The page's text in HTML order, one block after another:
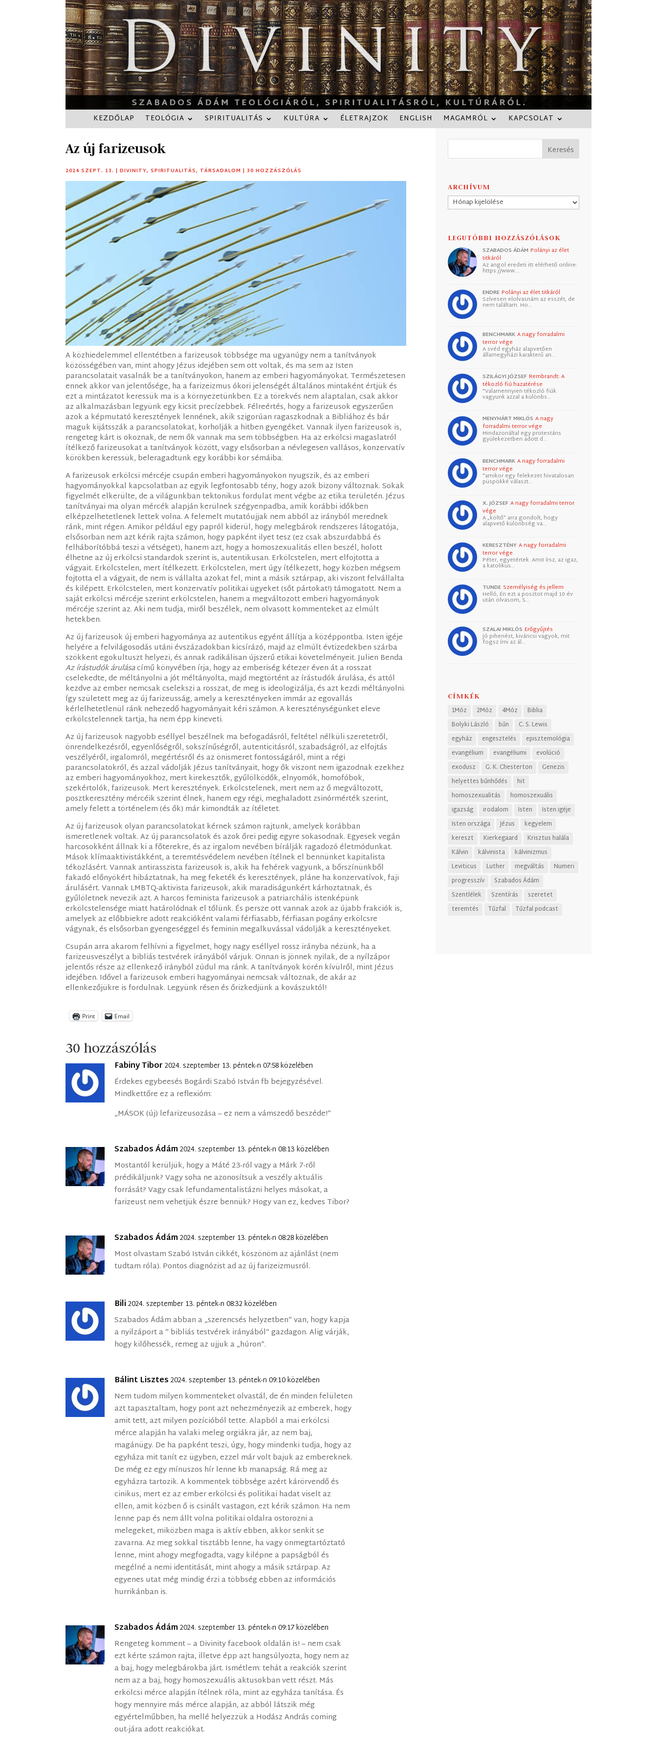
KEZDŐLAP TEOLÓGIA SPIRITUALITÁS KULTÚRA ÉLETRAJZOK ENGLISH MAGAMRÓL KAPCSOLAT
Az új farizeusok
2024 SZEPT. 13. |DIVINITY,SPIRITUALITÁS, TÁRSADALOM |30 HOZZÁSZÓLÁS
A közhiedelemmel ellentétben a farizeusok többsége ma ugyanúgy nem a tanítványok
közösségében van, mint ahogy Jézus idejében sem ott voltak, és ma sem az Isten
parancsolatait vasalnák be a tanítványokon, hanem az emberi hagyományokat. Természetesen
ennek akkor van jelentősége, ha a farizeizmus ókori jelenségét általános mintaként értjük és
ezt a mintázatot keressük ma is a környezetünkben. Ez a törekvés nem alaptalan, csak akkor
az alkalmazásban legyünk egy kicsit precízebbek. Félreértés, hogy a farizeusok egyszerűen
azok a képmutató keresztények lennének, akik szigorúan ragaszkodnak a Bibliához és bár
maguk kijátsszák a parancsolatokat, korholják a hitben gyengéket. Vannak ilyen farizeusok is,
rengeteg kárt is okoznak, de nem ők vannak ma sem többségben. Ha az erkölcsi magaslatról
ítélkező farizeusokat a tanítványok között, vagy elsősorban a névlegesen vallásos, konzervatív
körökben keressük, beleragadtunk egy korábbi kor sémáiba.
A farizeusok erkölcsi mércéje csupán emberi hagyományokon nyugszik, és az emberi
hagyományokkal kapcsolatban az egyik legfontosabb tény, hogy azok bizony változnak. Sokak
figyelmét elkerülte, de a világunkban tektonikus fordulat ment végbe az etika területén. Jézus
tanítványai ma olyan mércék alapján kerülnek szégyenpadba, amik korábbi időkben
elképzelhetetlenek lettek volna. A felemelt mutatóujjak nem abból az irányból merednek
ránk, mint régen. Amikor például egy papról kiderül, hogy melegbárok rendszeres látogatója,
elsősorban nem azt kérik rajta számon, hogy papként ilyet tesz (ez csak abszurdabbá és
felháborítóbbá teszi a vétséget), hanem azt, hogy a homoszexualitás ellen beszél, holott
élhetne az új erkölcsi standardok szerint is, autentikusan. Erkölcstelen, mert elfojtotta a
vágyait. Erkölcstelen, mert ítélkezett. Erkölcstelen, mert úgy ítélkezett, hogy közben mégsem
fojtotta el a vágyait, de nem is vállalta azokat fel, mint a másik sztárpap, aki viszont felvállalta
és kilépett. Erkölcstelen, mert konzervatív politikai ügyeket (sőt pártokat!) támogatott. Nem a
saját erkölcsi mércéje szerint erkölcstelen, hanem a megváltozott emberi hagyományok
mércéje szerint az. Aki nem tudja, miről beszélek, nem olvasott kommenteket az elmúlt
hetekben.
Az új farizeusok új emberi hagyománya az autentikus egyént állítja a középpontba. Isten igéje
helyére a felvilágosodás utáni évszázadokban kicsírázó, majd az elmúlt évtizedekben szárba
szökkent egokultuszt helyezi, és annak radikálisan újszerű etikai követelményeit. Julien Benda
Az írástudók árulásacímű könyvében írja, hogy az emberiség kétezer éven át a rosszat
cselekedte, de méltányolni a jót méltányolta, majd megtörtént az írástudók árulása, és attól
kezdve az ember nemcsak cselekszi a rosszat, de meg is ideologizálja, és azt kezdi méltányolni.
Így született meg az új farizeusság, amely a keresztényeken immár az egovallás
kérlelhetetlenül ránk nehezedő hagyományait kéri számon. A kereszténységünket eleve
erkölcstelennek tartja, ha nem épp kineveti.
Az új farizeusok nagyobb eséllyel beszélnek ma befogadásról, feltétel nélküli szeretetről,
önrendelkezésről, egyenlőségről, sokszínűségről, autenticitásról, szabadságról, az elfojtás
veszélyéről, irgalomról, megértésről és az önismeret fontosságáról, mint a régi
parancsolatokról, és azzal vádolják Jézus tanítványait, hogy ők viszont nem igazodnak ezekhez
az emberi hagyományokhoz, mert kirekesztők, gyűlölködők, elnyomók, homofóbok,
szekértolók, farizeusok. Mert keresztények. Erkölcstelenek, mert nem az ő megváltozott,
posztkeresztény mércéik szerint élnek, hanem egy régi, meghaladott zsinórmérték szerint,
amely felett a történelem (és ők) már kimondták az ítéletet.
Az új farizeusok olyan parancsolatokat kérnek számon rajtunk, amelyek korábban
ismeretlenek voltak. Az új parancsolatok és azok őrei pedig egyre sokasodnak. Egyesek vegán
harcosokként állnak ki a főterekre, és az irgalom nevében bírálják ragadozó életmódunkat.
Mások klímaaktivistákként, a teremtésvédelem nevében ítélnek el bennünket kapitalista
tékozlásért. Vannak antirasszista farizeusok is, akik ha fehérek vagyunk, a bőrszínünkből
fakadó előnyökért hibáztatnak, ha meg feketék és keresztények, pláne ha konzervatívok, faji
árulásért. Vannak LMBTQ-aktivista farizeusok, akik maradiságunkért kárhoztatnak, és
gyűlöletnek nevezik azt. A harcos feminista farizeusok a patriarchális istenképünk
erkölcstelensége miatt határolódnak el tőlünk. És persze ott vannak azok az újabb frakciók is,
amelyek az előbbiekre adott reakcióként valami férfiasabb, férfiasan pogány erkölcsre
vágynak, és elsősorban gyengeséggel és feminin megalkuvással vádolják a keresztényeket.
Csupán arra akarom felhívni a figyelmet, hogy nagy eséllyel rossz irányba nézünk, ha a
farizeusveszélyt a bibliás testvérek irányából várjuk. Onnan is jönnek nyilak, de a nyílzápor
jelentős része az ellenkező irányból zúdul ma ránk. A tanítványok körén kívülről, mint Jézus
idejében. Idővel a farizeusok emberi hagyományai nemcsak változnak, de akár az
ellenkezőjükre is fordulnak. Legyünk résen és őrizkedjünk a kovászuktól!
Print Email
30 hozzászólás
Fabiny Tibor 2024. szeptember 13. péntek-n 07:58 közelében
Érdekes egybeesés Bogárdi Szabó István fb bejegyzésével.
Mindkettőre ez a reflexióm:
„MÁSOK (új) lefarizeusozása – ez nem a vámszedő beszéde!”
Szabados Ádám2024. szeptember 13. péntek-n 08:13 közelében
Mostantól kerüljük, hogy a Máté 23-ról vagy a Márk 7-ről
prédikáljunk? Vagy soha ne azonosítsuk a veszély aktuális
forrását? Vagy csak lefundamentalistázni helyes másokat, a
farizeust nem vehetjük észre bennük? Hogy van ez, kedves Tibor?
Szabados Ádám2024. szeptember 13. péntek-n 08:28 közelében
Most olvastam Szabó István cikkét, köszönöm az ajánlást (nem
tudtam róla). Pontos diagnózist ad az új farizeizmusról.
Bili2024. szeptember 13. péntek-n 08:32 közelében
Szabados Ádám abban a „szerencsés helyzetben” van, hogy kapja
a nyilzáport a ” bibliás testvérek irányából” gazdagon. Alig várják,
hogy kilőhessék, remeg az ujjuk a „húron”.
Bálint Lisztes 2024. szeptember 13. péntek-n 09:10 közelében
Nem tudom milyen kommenteket olvastál, de én minden felületen
azt tapasztaltam, hogy pont azt nehezményezik az emberek, hogy
amit tett, azt milyen pozícióból tette. Alapból a mai erkölcsi
mérce alapján ha valaki meleg orgiákra jár, az nem baj,
magánügy. De ha papként teszi, úgy, hogy mindenki tudja, hogy az
egyháza mit tanít ez ügyben, ezzel már volt bajuk az embereknek.
De még ez egy mínuszos hír lenne kb manapság. Rá meg az
egyházra tartozik. A kommentek többsége azért kárörvendő és
cinikus, mert ez az ember erkölcsi és politikai hadat viselt az
ellen, amit közben ő is csinált vastagon, ezt kérik számon. Ha nem
lenne pap és nem állt volna politikai oldalra ostorozni a
melegeket, miközben maga is aktív ebben, akkor senkit se
zavarna. Az meg sokkal tisztább lenne, ha vagy önmegtartóztató
lenne, mint ahogy megfogadta, vagy kilépne a papságból és
megélné a nemi identitását, mint ahogy a másik sztárpap. Az
egyenes utat még mindig érzi a többség ebben az információs
hurrikánban is.
Szabados Ádám2024. szeptember 13. péntek-n 09:17 közelében
Rengeteg komment – a Divinity facebook oldalán is! – nem csak
ezt kérte számon rajta, illetve épp azt hangsúlyozta, hogy nem az
a baj, hogy melegbárokba járt. Ismétlem: tehát a reakciók szerint
nem az a baj, hogy homoszexuális aktusokban vett részt. Más
erkölcsi mérce alapján ítélnek róla, mint az egyháza tanítása. És
hogy mennyire más mérce alapján, az abból látszik még
egyértelműbben, ha mellé helyezzük a Hodász András coming
out-jára adott reakciókat.
ARCHÍVUM
Archívum
LEGUTÓBBI HOZZÁSZÓLÁSOK
SZABADOS ÁDÁM Polányi az élet
titkáról
Az angol eredeti itt elérhető online:
https://www.…
ENDRE Polányi az élet titkáról
Szívesen elolvasnám az esszét, de
nem találtam. Ho…
BENCHMARK A nagy forradalmi
terror vége
A svéd egyház alapvetően
államegyházi karakterű an…
SZILÁGYI JÓZSEF Rembrandt: A
tékozló fiú hazatérése
"Valamennyien tékozló fiúk
vagyunk azzal a különbs…
MENYHÁRT MIKLÓS A nagy
forradalmi terror vége
Mindazonáltal egy protestáns
gyülekezetben adott d…
BENCHMARK A nagy forradalmi
terror vége
"amikor egy felekezet hivatalosan
püspökké választ…
X. JÓZSEF A nagy forradalmi terror
vége
A „költő” arra gondolt, hogy
alapvető különbség va…
KERESZTÉNY A nagy forradalmi
terror vége
Péter, egyetértek. Amit írsz, az igaz,
a katolikus…
TUNDE Személyiség és jellem
Helló, Én ezt a posztot majd 10 év
után olvasom, S…
SZALAI MIKLÓS Erőgyűjtés
Jó pihenést, kiváncsi vagyok, mit
fogsz írni az ál…
CÍMKÉK
1Móz 2Móz 4Móz
Biblia
Bolyki László
bűn
C. S. Lewis
egyház
engesztelés
episztemológia
evangélium
evangéliumi
evolúció
exodusz
G. K. Chesterton
Genezis
helyettes bűnhődés
hit
homoszexualitás
homoszexuális
igazság
irodalom Isten
Isten igéje
Isten országa
Jézus
kegyelem
kereszt
Kierkegaard
Krisztus halála
Kálvin
kálvinista
kálvinizmus
Leviticus
Luther megváltás
Numeri
progresszív
Szabados Ádám
Szentlélek
Szentírás
szeretet
teremtés
Tűzfal Tűzfal podcast